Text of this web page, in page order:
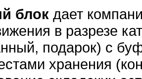
блок дает
в разрезе
подарок) с
хранения